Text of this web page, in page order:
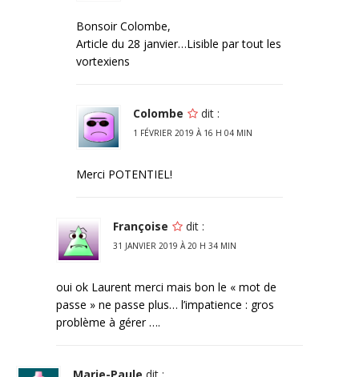
Bonsoir Colombe,
Article du 28 janvier…Lisible par tout les
vortexiens
Colombe dit :
1 FÉVRIER 2019 À 16 H 04 MIN
Merci POTENTIEL!
Françoise dit :
31 JANVIER 2019 À 20 H 34 MIN
oui ok Laurent merci mais bon le « mot de
passe » ne passe plus… l’impatience : gros
problème à gérer ….
Marie-Paule dit :